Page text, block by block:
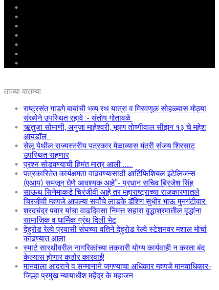
ताज्या बातम्या
राष्ट्रसंत गाडगे बाबांची भव्य रथ यात्रा व मिरवणूक सोहळ्यास मोठ्या
संख्येने उपस्थित रहावे :- संतोष गोतावळे
ऋतुजा सोमाणी, अनुजा माहेश्वरी, भूषण तोष्णीवाल सीझन १३ चे महेश
आयडॉल
सेलू येथील राज्यस्तरीय पत्रकार मेळाव्यास मंत्री संजय शिरसाट
उपस्थित राहणार
प्रश्न सोडवण्याची हिमंत मात्र आली …..
पत्रकारितेत कार्यक्षमता वाढवण्यासाठी आर्टिफिशियल इंटेलिजन्स
(एआय) समजून घेणे आवश्यक आहे”- प्रधान सचिव ब्रिजेश सिंह
साऊथ सिनेमाकडे चिरंजीवी आहे तर महाराष्ट्राच्या राजकारणातले
चिरंजीवी म्हणजे आपल्या सर्वांचे लाडके डॅशिंग सुधीर भाऊ मुनगंटीवार.
शरदचंद्र पवार यांचा वाढदिवसा निमत्त सहारा वृद्धाश्रमातील वृद्धांना
सामाजिक व धार्मिक ग्रंथ दिली भेट
देहुरोड रेल्वे प्रवासी संघच्या वतिने देहुरोड रेल्वे स्टेशनवर मशाल मोर्चा
काढण्यात आला
स्मार्ट सारथीवरील नागरिकांच्या तक्रारी योग्य कार्यवाही न करता बंद
केल्यास होणार कठोर कारवाई!
मानवाला आदराने व सन्मानाने जगण्याचा अधिकार म्हणजे मानवाधिकार-
जिल्हा प्रमुख न्यायाधीश महेंद्र के महाजन